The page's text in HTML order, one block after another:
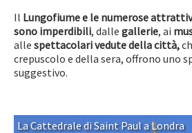
Il Lungofiume e le numerose
sono imperdibili, dalle gallerie, ai
alle spettacolari vedute della città,
crepuscolo e della sera, offrono uno
suggestivo.
La Cattedrale di Saint Paul a Londra